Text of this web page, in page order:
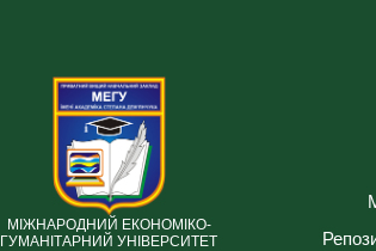
МІЖНАРОДНИЙ ЕКОНОМІКО-
ГУМАНІТАРНИЙ УНІВЕРСИТЕТ